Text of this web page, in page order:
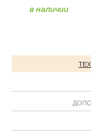
в наличии